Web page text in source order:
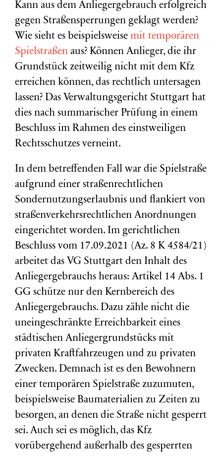
Kann aus dem Anliegergebrauch erfolgreich
gegen Straßensperrungen geklagt werden?
Wie sieht es beispielsweise mit temporären
Spielstraßen aus? Können Anlieger, die ihr
Grundstück zeitweilig nicht mit dem Kfz
erreichen können, das rechtlich untersagen
lassen? Das Verwaltungsgericht Stuttgart hat
dies nach summarischer Prüfung in einem
Beschluss im Rahmen des einstweiligen
Rechtsschutzes verneint.
In dem betreffenden Fall war die Spielstraße
aufgrund einer straßenrechtlichen
Sondernutzungserlaubnis und flankiert von
straßenverkehrsrechtlichen Anordnungen
eingerichtet worden. Im gerichtlichen
Beschluss vom 17.09.2021 (Az. 8 K 4584/21)
arbeitet das VG Stuttgart den Inhalt des
Anliegergebrauchs heraus: Artikel 14 Abs. 1
GG schütze nur den Kernbereich des
Anliegergebrauchs. Dazu zähle nicht die
uneingeschränkte Erreichbarkeit eines
städtischen Anliegergrundstücks mit
privaten Kraftfahrzeugen und zu privaten
Zwecken. Demnach ist es den Bewohnern
einer temporären Spielstraße zuzumuten,
beispielsweise Baumaterialien zu Zeiten zu
besorgen, an denen die Straße nicht gesperrt
sei. Auch sei es möglich, das Kfz
vorübergehend außerhalb des gesperrten